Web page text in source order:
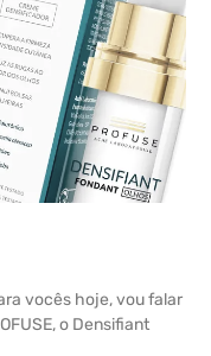
vocês hoje, vou falar
o Densifiant